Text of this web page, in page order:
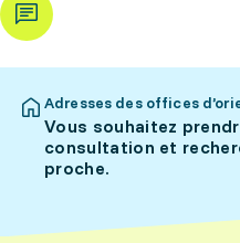
Adresses des offices
Vous souhaitez
consultation et
proche.